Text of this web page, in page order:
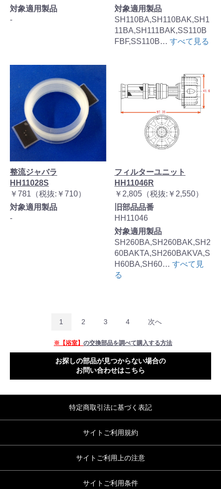
対象適用製品
-
対象適用製品
SH110BA,SH110BAK,SH1
11BA,SH111BAK,SS110B
FBF,SS110B… すべて見る
整流ジャバラ
HH11028S
￥781（税抜:￥710）
対象適用製品
-
フィルターユニット
HH11046R
￥2,805（税抜:￥2,550）
旧部品品番
HH11046
対象適用製品
SH260BA,SH260BAK,SH2
60BAKTA,SH260BAKVA,S
H60BA,SH60… すべて見
る
1 2 3 4 次へ
※【浴室】 の交換部品を調べて購入する方法
お探しの部品が見つからない場合の
お問い合わせはこちら
特定商取引法に基づく表記
サイトご利用規約
サイトご利用上の注意
サイトご利用条件